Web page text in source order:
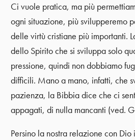
Ci vuole pratica, ma più
ogni situazione, più svilupperemo
delle virtù cristiane più importanti.
dello Spirito che si sviluppa solo
pressione, quindi non dobbiamo
difficili. Mano a mano, infatti, che
pazienza, la Bibbia dice che ci
appagati, di nulla mancanti (ved.
Persino la nostra relazione con